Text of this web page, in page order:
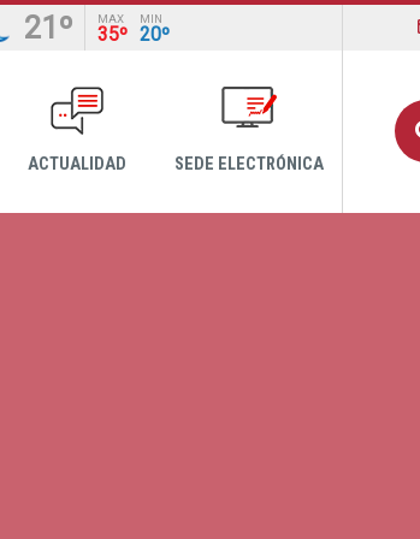
21º MAX
35º
MIN
20º
ACTUALIDAD SEDE ELECTRÓNICA